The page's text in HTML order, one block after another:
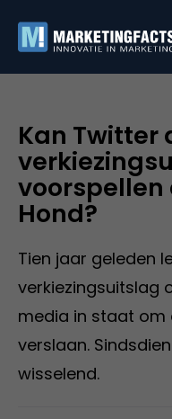
Kan Twitter
voorspellen
Hond?
Tien jaar geleden
verkiezingsuitslag
media in staat om
verslaan.
wisselend.